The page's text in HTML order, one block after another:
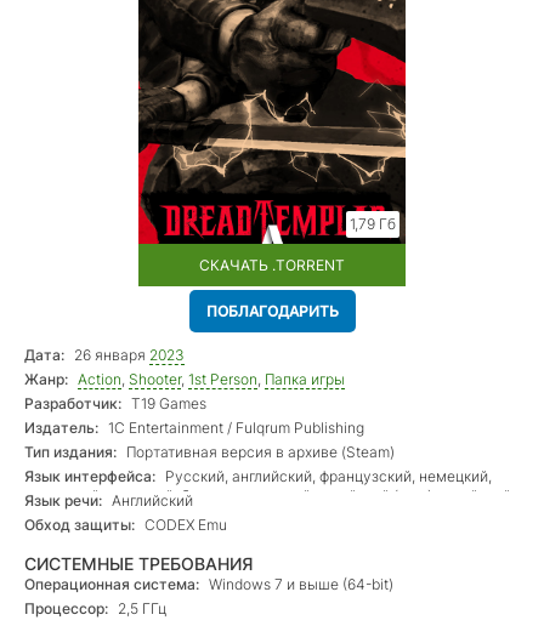
1,79 Гб
СКАЧАТЬ .TORRENT
ПОБЛАГОДАРИТЬ
Дата: 26 января 2023
Жанр: Action, Shooter, 1st Person, Папка игры
Разработчик: T19 Games
Издатель: 1C Entertainment / Fulqrum Publishing
Тип издания: Портативная версия в архиве (Steam)
Язык интерфейса: Русский, английский, французский, немецкий,
испанский, японский, бр. португальский, китайский (упр.), китайский
(трад.)
Язык речи: Английский
Обход защиты: CODEX Emu
СИСТЕМНЫЕ ТРЕБОВАНИЯ
Операционная система: Windows 7 и выше (64-bit)
Процессор: 2,5 ГГц